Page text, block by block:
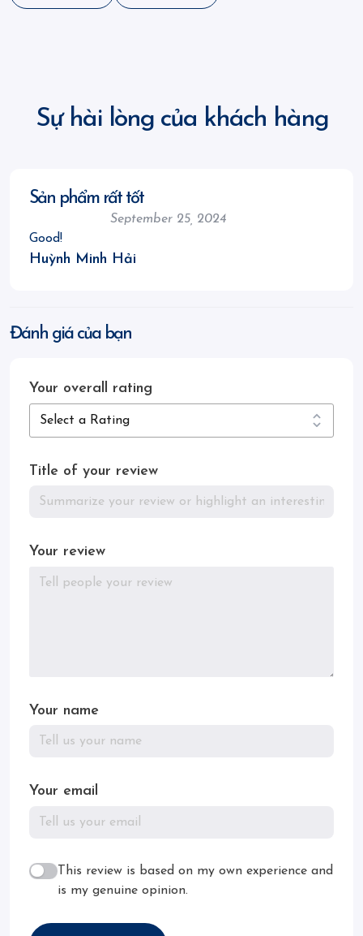
Sự hài lòng của khách hàng
Sản phẩm rất tốt
September 25, 2024
Good!
Huỳnh Minh Hải
Đánh giá của bạn
Your overall rating
Title of your review
Your review
Your name
Your email
This review is based on my own experience and
is my genuine opinion.